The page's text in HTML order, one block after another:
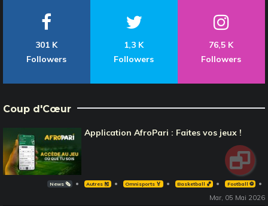
301 K
Followers
1,3 K
Followers
76,5 K
Followers
Coup d'Cœur
Application AfroPari : Faites vos jeux !
News 🗞️ Autres 🎽 Omnisports 🏅 Basketball 🏀 Football ⚽️
Mar, 05 Mai 2026